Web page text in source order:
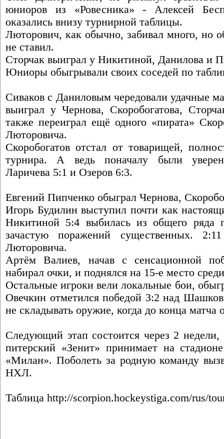
юниоров из «Ровесника» - Алексей
оказались внизу турнирной таблицы.
Люторович, как обычно, забивал много, но
не ставил.
Сторчак выиграл у Никитиной, Данилова и
Юниоры обыгрывали своих соседей по
Сиваков с Даниловым чередовали удачные
выиграл у Чернова, Скоробогатова,
также переиграл ещё одного «пирата»
Люторовича.
Скоробогатов отстал от товарищей,
турнира. А ведь поначалу были
Ларичева 5:1 и Озеров 6:3.
Евгений Пипченко обыграл Чернова,
Игорь Будилин выступил почти как
Никитиной 5:4 выбилась из общего ряда
зачастую поражений существенных.
Люторовича.
Артём Валиев, начав с сенсационной
набирал очки, и поднялся на 15-е место
Остальные игроки вели локальные бои,
Овечкин отметился победой 3:2 над
не складывать оружие, когда до конца матча
Следующий этап состоится через 2
питерский «Зенит» принимает на
«Милан». Поболеть за родную команду
НХЛ.
Таблица http://scorpion.hockeystiga.com/rus/